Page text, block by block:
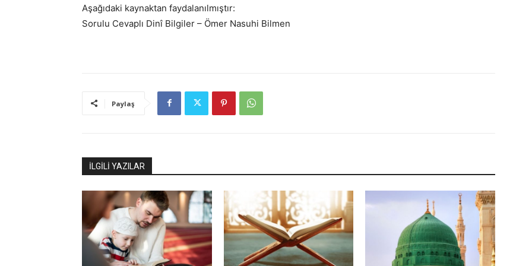
Aşağıdaki kaynaktan faydalanılmıştır:
Sorulu Cevaplı Dinî Bilgiler – Ömer Nasuhi Bilmen
Paylaş
İLGİLİ YAZILAR